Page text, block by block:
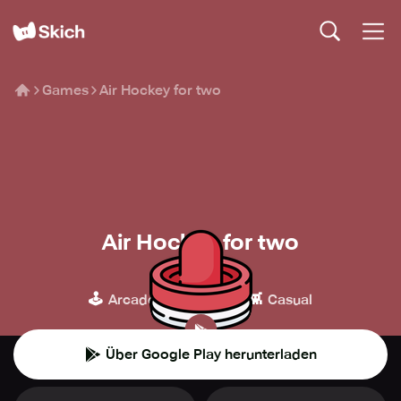
Games Air Hockey for two
Air Hockey for two
Chizz
🕹️ Arcade ⚽️ Sport 👾 Casual
Über Google Play herunterladen